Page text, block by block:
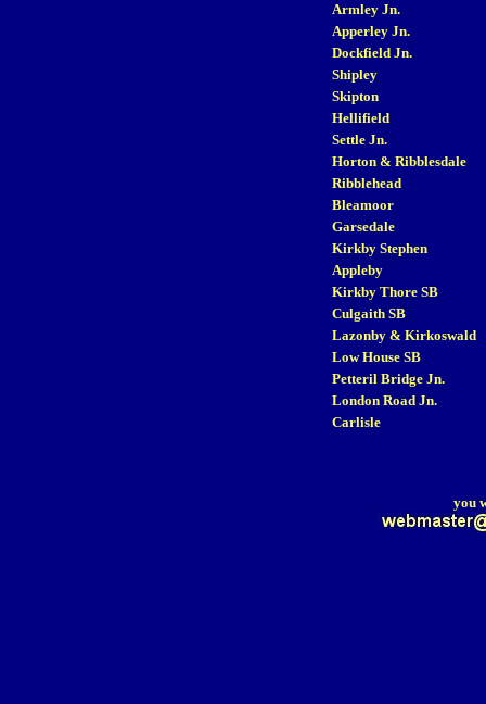
Armley Jn.
Apperley Jn.
Dockfield Jn.
Shipley
Skipton
Hellifield
Settle Jn.
Horton & Ribblesdale
Ribblehead
Bleamoor
Garsedale
Kirkby Stephen
Appleby
Kirkby Thore SB
Culgaith SB
Lazonby & Kirkoswald
Low House SB
Petteril Bridge Jn.
London Road Jn.
Carlisle
you